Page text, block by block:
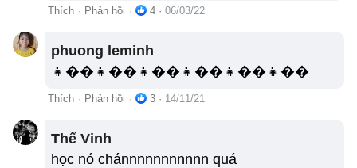
Thích · Phản hồi · 4 · 06/03/22
phuong leminh
👧��👧��👧��👧��👧��👧��
Thích · Phản hồi · 3 · 14/11/21
Thế Vinh
học nó chánnnnnnnnnnn quá